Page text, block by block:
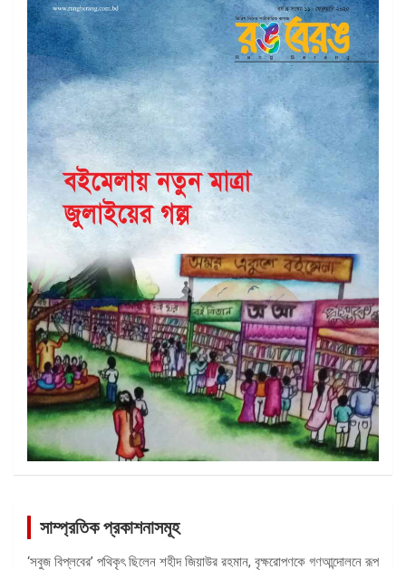
সাম্প্রতিক প্রকাশনাসমূহ
‘সবুজ বিপ্লবের’ পথিকৃৎ ছিলেন শহীদ জিয়াউর রহমান, বৃক্ষরোপণকে গণআন্দোলনে রূপ